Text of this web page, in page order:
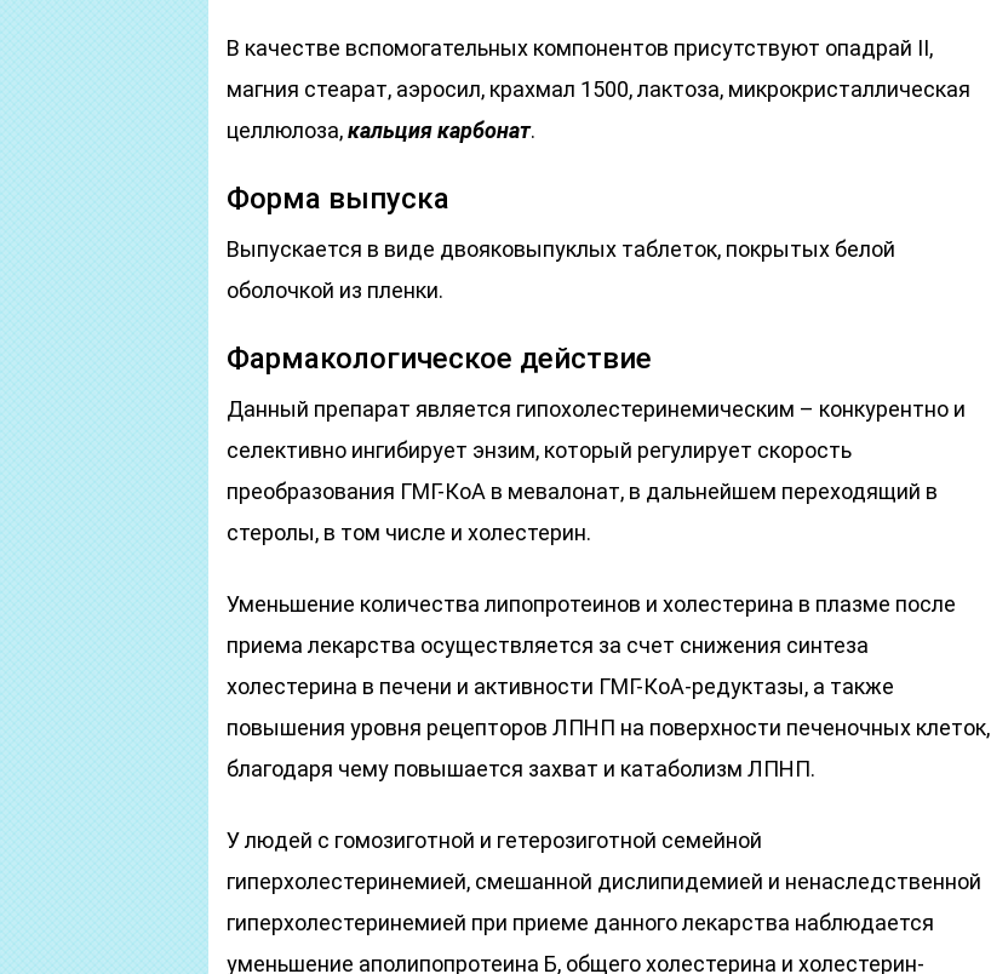
В качестве вспомогательных компонентов присутствуют опадрай II,
магния стеарат, аэросил, крахмал 1500, лактоза, микрокристаллическая
целлюлоза,кальция карбонат.
Форма выпуска
Выпускается в виде двояковыпуклых таблеток, покрытых белой
оболочкой из пленки.
Фармакологическое действие
Данный препарат является гипохолестеринемическим – конкурентно и
селективно ингибирует энзим, который регулирует скорость
преобразования ГМГ-КоА в мевалонат, в дальнейшем переходящий в
стеролы, в том числе и холестерин.
Уменьшение количества липопротеинов и холестерина в плазме после
приема лекарства осуществляется за счет снижения синтеза
холестерина в печени и активности ГМГ-КоА-редуктазы, а также
повышения уровня рецепторов ЛПНП на поверхности печеночных клеток,
благодаря чему повышается захват и катаболизм ЛПНП.
У людей с гомозиготной и гетерозиготной семейной
гиперхолестеринемией, смешанной дислипидемией и ненаследственной
гиперхолестеринемией при приеме данного лекарства наблюдается
уменьшение аполипопротеина Б, общего холестерина и холестерин-